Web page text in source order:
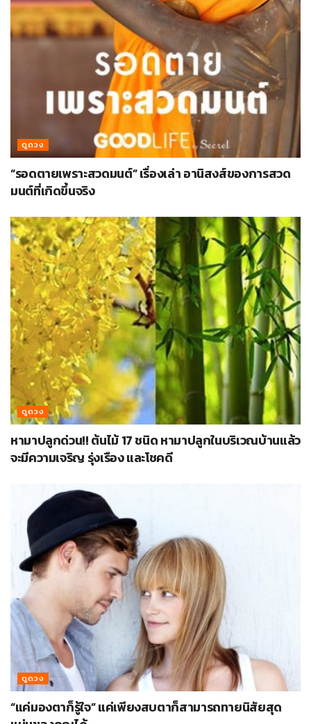
ดูดวง
“รอดตายเพราะสวดมนต์” เรื่องเล่า อานิสงส์ของการสวด
มนต์ที่เกิดขึ้นจริง
ดูดวง
หามาปลูกด่วน!! ต้นไม้ 17 ชนิด หามาปลูกในบริเวณบ้านแล้ว
จะมีความเจริญ รุ่งเรือง และโชคดี
ดูดวง
“แค่มองตาก็รู้ใจ” แค่เพียงสบตาก็สามารถทายนิสัยสุด